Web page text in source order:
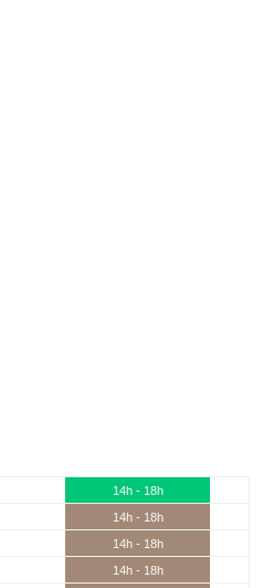
14h - 18h
14h - 18h
14h - 18h
14h - 18h